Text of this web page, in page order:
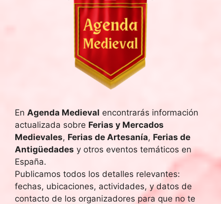
En Agenda Medieval encontrarás información
actualizada sobre Ferias y Mercados
Medievales, Ferias de Artesanía, Ferias de
Antigüedades y otros eventos temáticos en
España.
Publicamos todos los detalles relevantes:
fechas, ubicaciones, actividades, y datos de
contacto de los organizadores para que no te